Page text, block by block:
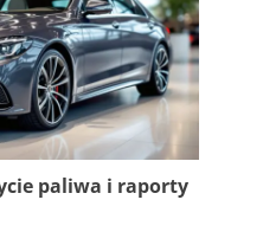
paliwa i raporty